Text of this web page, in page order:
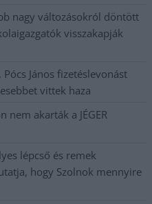
nagy változásokról döntött
visszakapják
János fizetéslevonást
vittek haza
nem akarták a JÉGER
lépcső és remek
hogy Szolnok mennyire